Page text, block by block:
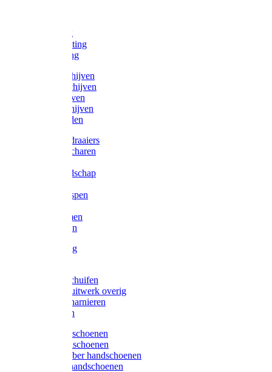
Voetketting
Scheepsketting
Victorketting
Afbraamschijven
Doorslijpschijven
Lamelschijven
Diamantschijven
Laselektroden
Schroevendraaiers
Tangen / Scharen
Meetgereedschap
Vijlen / Raspen
Lijmklemmen
Waterpassen
Bouwbeslag
Grendels/schuifen
Hang en sluitwerk overig
Hengen/scharnieren
Scharnieren
Latex handschoenen
Leren handschoenen
PVC / Rubber handschoenen
Katoenen handschoenen